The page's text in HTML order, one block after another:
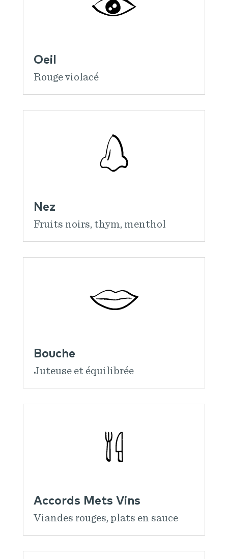
Oeil
Rouge violacé
Nez
Fruits noirs, thym, menthol
Bouche
Juteuse et équilibrée
Accords Mets Vins
Viandes rouges, plats en sauce